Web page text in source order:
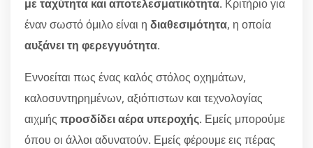
με ταχύτητα και αποτελεσματικότητα. Κριτήριο για
έναν σωστό όμιλο είναι η διαθεσιμότητα, η οποία
αυξάνει τη φερεγγυότητα.
Εννοείται πως ένας καλός στόλος οχημάτων,
καλοσυντηρημένων, αξιόπιστων και τεχνολογίας
αιχμής προσδίδει αέρα υπεροχής. Εμείς μπορούμε
όπου οι άλλοι αδυνατούν. Εμείς φέρουμε εις πέρας